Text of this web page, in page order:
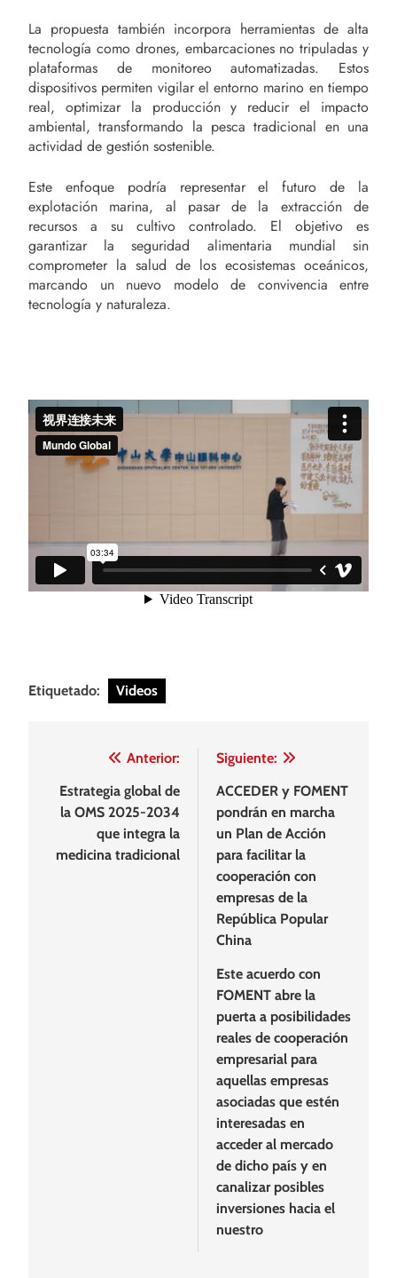
La propuesta también incorpora herramientas de alta
tecnología como drones, embarcaciones no tripuladas y
plataformas de monitoreo automatizadas. Estos
dispositivos permiten vigilar el entorno marino en tiempo
real, optimizar la producción y reducir el impacto
ambiental, transformando la pesca tradicional en una
actividad de gestión sostenible.
Este enfoque podría representar el futuro de la
explotación marina, al pasar de la extracción de
recursos a su cultivo controlado. El objetivo es
garantizar la seguridad alimentaria mundial sin
comprometer la salud de los ecosistemas oceánicos,
marcando un nuevo modelo de convivencia entre
tecnología y naturaleza.
Etiquetado: Videos
Navegación
de
entradas
Anterior:
Estrategia global de
la OMS 2025-2034
que integra la
medicina tradicional
Siguiente:
ACCEDER y FOMENT
pondrán en marcha
un Plan de Acción
para facilitar la
cooperación con
empresas de la
República Popular
China
Este acuerdo con
FOMENT abre la
puerta a posibilidades
reales de cooperación
empresarial para
aquellas empresas
asociadas que estén
interesadas en
acceder al mercado
de dicho país y en
canalizar posibles
inversiones hacia el
nuestro